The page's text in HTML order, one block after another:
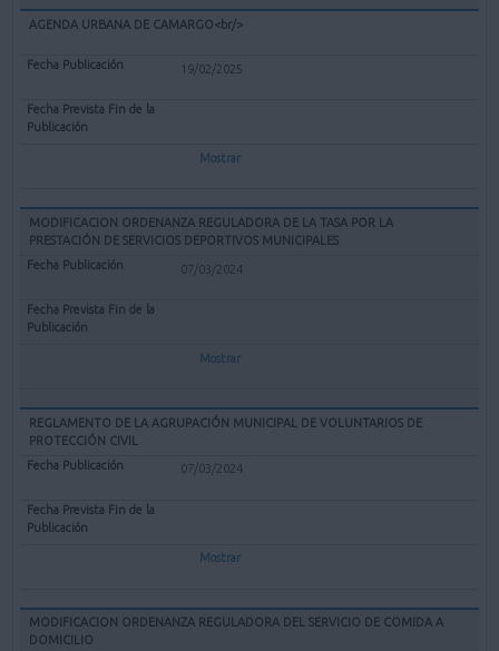
AGENDA URBANA DE CAMARGO<br/>
19/02/2025
Mostrar
MODIFICACION ORDENANZA REGULADORA DE LA TASA POR LA
PRESTACIÓN DE SERVICIOS DEPORTIVOS MUNICIPALES
07/03/2024
Mostrar
REGLAMENTO DE LA AGRUPACIÓN MUNICIPAL DE VOLUNTARIOS DE
PROTECCIÓN CIVIL
07/03/2024
Mostrar
MODIFICACION ORDENANZA REGULADORA DEL SERVICIO DE COMIDA A
DOMICILIO